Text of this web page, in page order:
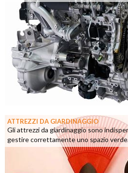
ATTREZZI DA GIARDINAGGIO
Gli attrezzi da giardinaggio sono
gestire correttamente uno spazio